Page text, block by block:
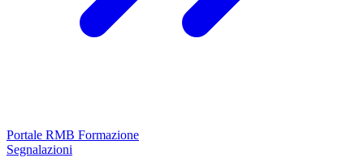
Portale RMB Formazione
Segnalazioni